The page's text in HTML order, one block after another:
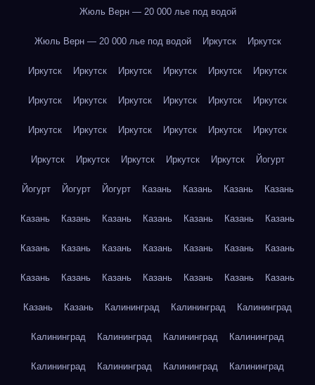
Жюль Верн — 20 000 лье под водой
Жюль Верн — 20 000 лье под водой Иркутск Иркутск
Иркутск Иркутск Иркутск Иркутск Иркутск Иркутск
Иркутск Иркутск Иркутск Иркутск Иркутск Иркутск
Иркутск Иркутск Иркутск Иркутск Иркутск Иркутск
Иркутск Иркутск Иркутск Иркутск Иркутск Йогурт
Йогурт Йогурт Йогурт Казань Казань Казань Казань
Казань Казань Казань Казань Казань Казань Казань
Казань Казань Казань Казань Казань Казань Казань
Казань Казань Казань Казань Казань Казань Казань
Казань Казань Калининград Калининград Калининград
Калининград Калининград Калининград Калининград
Калининград Калининград Калининград Калининград